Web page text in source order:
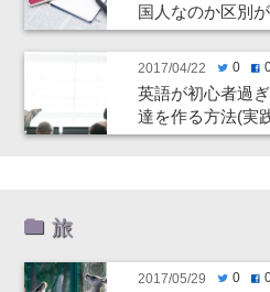
国人なのか区別
2017/04/22 twitter0 facebook
英語が初心者過
達を作る方法(実
旅
2017/05/29 twitter0 facebook